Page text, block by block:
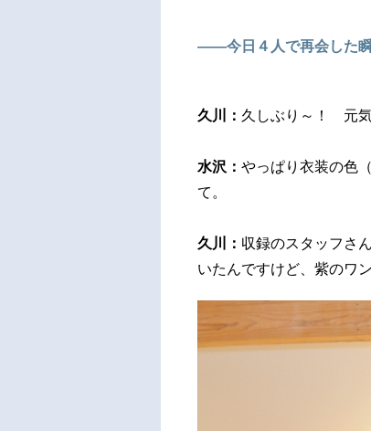
――今日４人で再会した瞬
久川： 久しぶり～！ 元
水沢： やっぱり衣装の色
て。
久川： 収録のスタッフさ
いたんですけど、紫のワ